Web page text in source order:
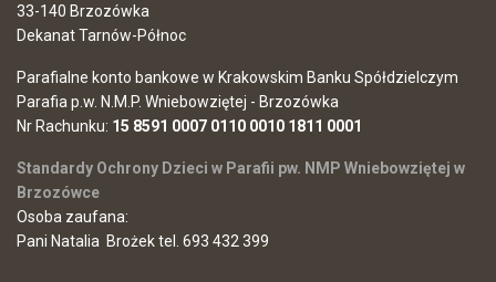
33-140 Brzozówka
Dekanat Tarnów-Północ
Parafialne konto bankowe w Krakowskim Banku Spółdzielczym
Parafia p.w. N.M.P. Wniebowziętej - Brzozówka
Nr Rachunku: 15 8591 0007 0110 0010 1811 0001
Standardy Ochrony Dzieci w Parafii pw. NMP Wniebowziętej w
Brzozówce
Osoba zaufana:
Pani Natalia Brożek tel. 693 432 399